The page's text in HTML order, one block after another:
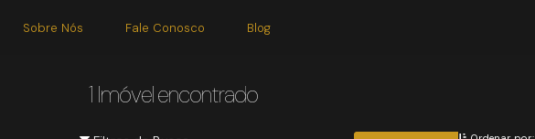
Sobre Nós Fale Conosco Blog
1 Imóvel encontrado